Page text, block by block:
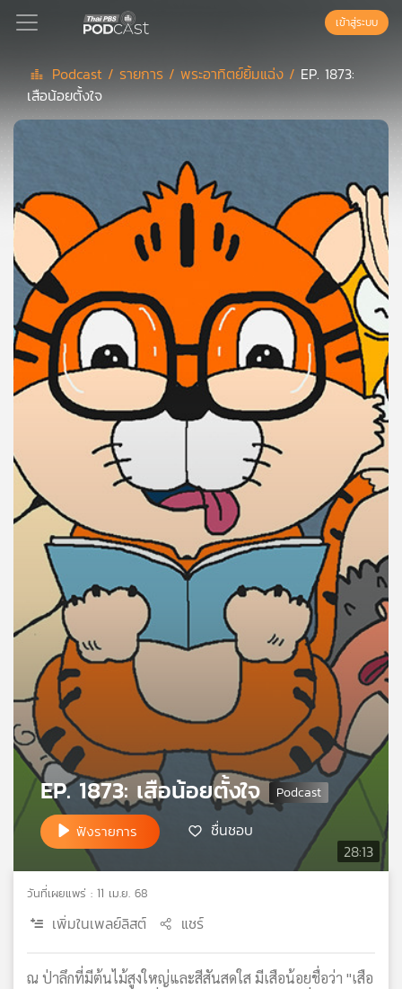
Podcast
ลิ
สต์
แนะนำ
เพล
ย์
ลิ
สต์
ของ
เพลง
บทความ
ข่าว
และ
กิจกรรม
เกี่ยว
กับ
เรา
เครือ
ไทย
เข้าสู่ระบบ
Podcast / รายการ /พระอาทิตย์ยิ้มแฉ่ง / EP. 1873:
เสือน้อยตั้งใจ
28:13
EP. 1873: เสือน้อยตั้งใจ
ฟังรายการ ชื่นชอบ
วันที่เผยแพร่ : 11 เม.ย. 68
เพิ่มในเพลย์ลิสต์ แชร์
ณ ป่าลึกที่มีต้นไม้สูงใหญ่และสีสันสดใส มีเสือน้อยชื่อว่า "เสือ